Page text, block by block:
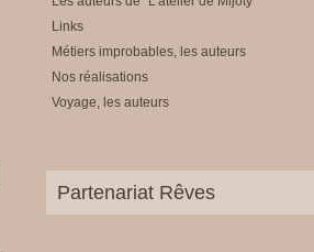
Links
Métiers improbables, les auteurs
Nos réalisations
Voyage, les auteurs
Partenariat Rêves